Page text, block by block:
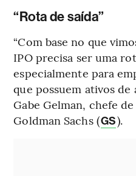
“Rota de saída”
“Com base no que
IPO precisa ser uma
especialmente para
que possuem ativos de
Gabe Gelman, chefe
Goldman Sachs (GS).